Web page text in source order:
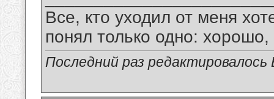
Все, кто уходил от меня
понял только одно:
Последний раз